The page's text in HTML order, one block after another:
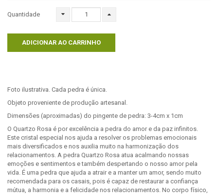
Quantidade
ADICIONAR AO CARRINHO
Foto ilustrativa. Cada pedra é única.
Objeto proveniente de produção artesanal.
Dimensões (aproximadas) do pingente de pedra: 3-4cm x 1cm
O Quartzo Rosa é por excelência a pedra do amor e da paz infinitos.
Este cristal especial nos ajuda a resolver os problemas emocionais
mais diversificados e nos auxilia muito na harmonização dos
relacionamentos. A pedra Quartzo Rosa atua acalmando nossas
emoções e sentimentos e também despertando o nosso amor pela
vida. É uma pedra que ajuda a atrair e a manter um amor, sendo muito
recomendada para os casais, pois é capaz de restaurar a confiança
mútua, a harmonia e a felicidade nos relacionamentos. No corpo físico,